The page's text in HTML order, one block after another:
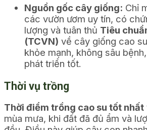
Nguồn gốc cây giống: Chỉ
các vườn ươm uy tín, có
lượng và tuân thủ Tiêu
(TCVN) về cây giống cao
khỏe mạnh, không sâu
phát triển tốt.
Thời vụ trồng
Thời điểm trồng cao su tốt nhất
mùa mưa, khi đất đã đủ ẩm và